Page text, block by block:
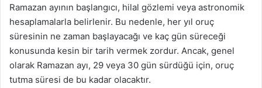
Ramazan ayının başlangıcı, hilal gözlemi veya astronomik
hesaplamalarla belirlenir. Bu nedenle, her yıl oruç
süresinin ne zaman başlayacağı ve kaç gün süreceği
konusunda kesin bir tarih vermek zordur. Ancak, genel
olarak Ramazan ayı, 29 veya 30 gün sürdüğü için, oruç
tutma süresi de bu kadar olacaktır.